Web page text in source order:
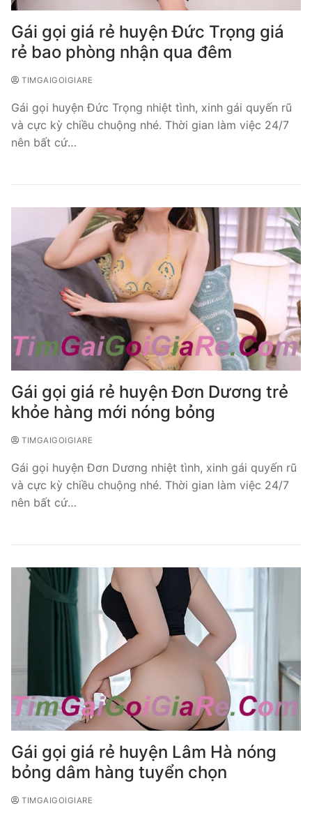
Gái gọi giá rẻ huyện Đức Trọng giá
rẻ bao phòng nhận qua đêm
TIMGAIGOIGIARE
Gái gọi huyện Đức Trọng nhiệt tình, xinh gái quyến rũ
và cực kỳ chiều chuộng nhé. Thời gian làm việc 24/7
nên bất cứ…
Gái gọi giá rẻ huyện Đơn Dương trẻ
khỏe hàng mới nóng bỏng
TIMGAIGOIGIARE
Gái gọi huyện Đơn Dương nhiệt tình, xinh gái quyến rũ
và cực kỳ chiều chuộng nhé. Thời gian làm việc 24/7
nên bất cứ…
Gái gọi giá rẻ huyện Lâm Hà nóng
bỏng dâm hàng tuyển chọn
TIMGAIGOIGIARE